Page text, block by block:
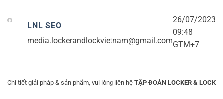
LNL SEO
media.lockerandlockvietnam@gmail.com
26/07/2023
09:48
GTM+7
Chi tiết giải pháp & sản phẩm, vui lòng liên hệ TẬP ĐOÀN LOCKER & LOCK